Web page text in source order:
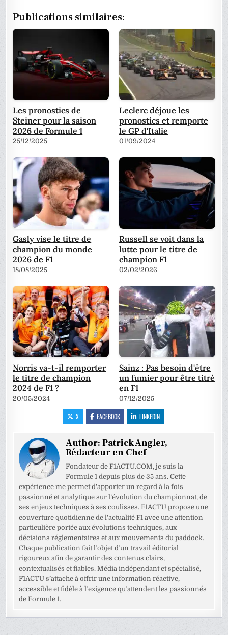
Publications similaires:
Les pronostics de
Steiner pour la saison
2026 de Formule 1
25/12/2025
Leclerc déjoue les
pronostics et remporte
le GP d'Italie
01/09/2024
Gasly vise le titre de
champion du monde
2026 de F1
18/08/2025
Russell se voit dans la
lutte pour le titre de
champion F1
02/02/2026
Norris va-t-il remporter
le titre de champion
2024 de F1 ?
20/05/2024
Sainz : Pas besoin d'être
un fumier pour être titré
en F1
07/12/2025
X FACEBOOK LINKEDIN
Author:Patrick Angler,
Rédacteur en Chef
Fondateur de F1ACTU.COM, je suis la
Formule 1 depuis plus de 35 ans. Cette
expérience me permet d’apporter un regard à la fois
passionné et analytique sur l’évolution du championnat, de
ses enjeux techniques à ses coulisses. F1ACTU propose une
couverture quotidienne de l’actualité F1 avec une attention
particulière portée aux évolutions techniques, aux
décisions réglementaires et aux mouvements du paddock.
Chaque publication fait l’objet d’un travail éditorial
rigoureux afin de garantir des contenus clairs,
contextualisés et fiables. Média indépendant et spécialisé,
F1ACTU s’attache à offrir une information réactive,
accessible et fidèle à l’exigence qu’attendent les passionnés
de Formule 1.